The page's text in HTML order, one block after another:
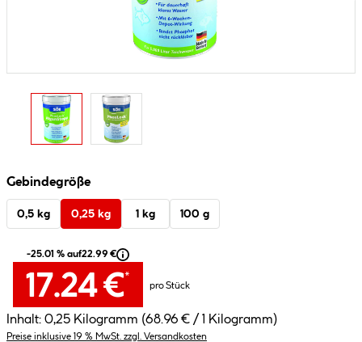
Gebindegröße
0,5 kg 0,25 kg 1 kg 100 g
-25.01 % auf22.99 €
17.24 €*
pro Stück
Inhalt: 0,25 Kilogramm (68.96 € / 1 Kilogramm)
Preise inklusive 19 % MwSt. zzgl. Versandkosten